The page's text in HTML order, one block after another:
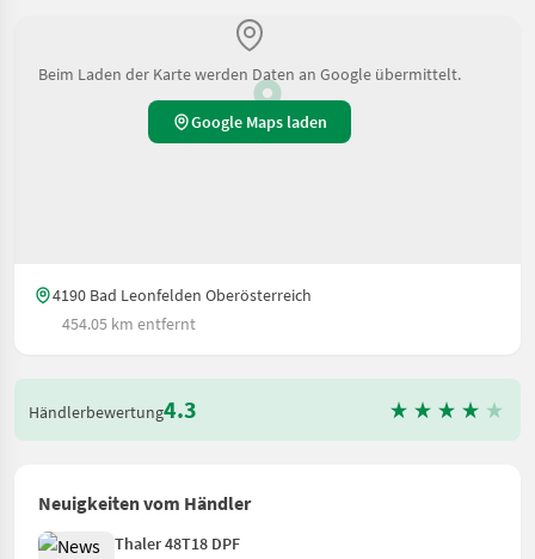
Beim Laden der Karte werden Daten an Google übermittelt.
Google Maps laden
4190 Bad Leonfelden Oberösterreich
454.05 km entfernt
Händlerbewertung4.3
Neuigkeiten vom Händler
Thaler 48T18 DPF